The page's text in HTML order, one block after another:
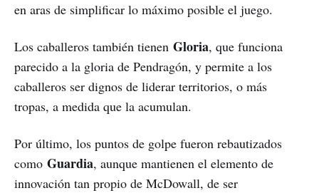
en aras de simplificar lo máximo posible el juego.
Los caballeros también tienen Gloria, que funciona
parecido a la gloria de Pendragón, y permite a los
caballeros ser dignos de liderar territorios, o más
tropas, a medida que la acumulan.
Por último, los puntos de golpe fueron rebautizados
como Guardia, aunque mantienen el elemento de
innovación tan propio de McDowall, de ser